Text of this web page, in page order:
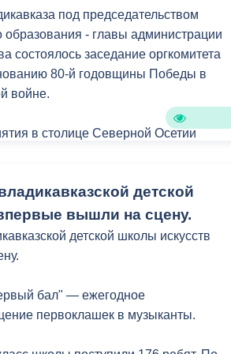
Противодействие коррупции
Градостроительная деятельность
Формирование комфортной
Гражданская оборона в
чрезвычайных ситуациях
под председательством
образования - главы администрации
состоялось заседание оргкомитета
80-й годовщины Победы в
войне.
в столице Северной Осетии
пройдут 9 мая на Мемориале Славы.
состоится Парад Победы, а после
полка.
Центральном парке им. К.Л.
центре города пройдут
Завершится День Победы
детской
вышли на сцену.
детской школы искусств
бал" — ежегодное
первоклашек в музыканты.